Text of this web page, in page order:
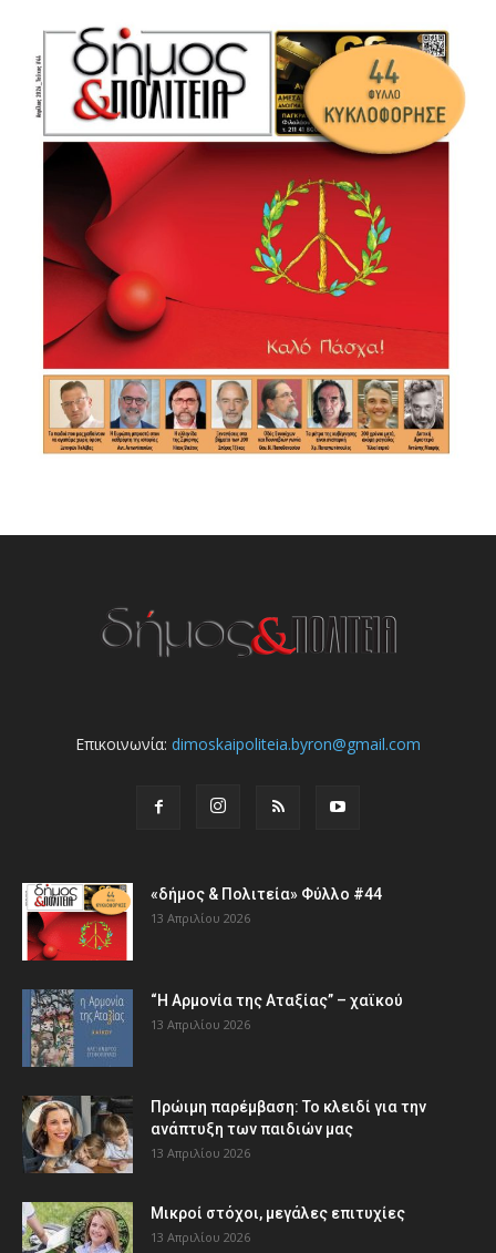
Επικοινωνία: dimoskaipoliteia.byron@gmail.com
«δήμος & Πολιτεία» Φύλλο #44
13 Απριλίου 2026
“Η Αρμονία της Αταξίας” – χαϊκού
13 Απριλίου 2026
Πρώιμη παρέμβαση: Το κλειδί για την
ανάπτυξη των παιδιών µας
13 Απριλίου 2026
Μικροί στόχοι, μεγάλες επιτυχίες
13 Απριλίου 2026